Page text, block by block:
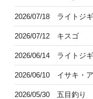
2026/07/18 ライトジ
2026/07/12 キスゴ
2026/06/14 ライトジ
2026/06/10 イサキ・
2026/05/30 五目釣り